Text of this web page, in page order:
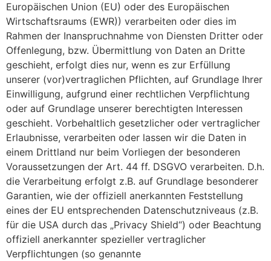
Europäischen Union (EU) oder des Europäischen
Wirtschaftsraums (EWR)) verarbeiten oder dies im
Rahmen der Inanspruchnahme von Diensten Dritter oder
Offenlegung, bzw. Übermittlung von Daten an Dritte
geschieht, erfolgt dies nur, wenn es zur Erfüllung
unserer (vor)vertraglichen Pflichten, auf Grundlage Ihrer
Einwilligung, aufgrund einer rechtlichen Verpflichtung
oder auf Grundlage unserer berechtigten Interessen
geschieht. Vorbehaltlich gesetzlicher oder vertraglicher
Erlaubnisse, verarbeiten oder lassen wir die Daten in
einem Drittland nur beim Vorliegen der besonderen
Voraussetzungen der Art. 44 ff. DSGVO verarbeiten. D.h.
die Verarbeitung erfolgt z.B. auf Grundlage besonderer
Garantien, wie der offiziell anerkannten Feststellung
eines der EU entsprechenden Datenschutzniveaus (z.B.
für die USA durch das „Privacy Shield“) oder Beachtung
offiziell anerkannter spezieller vertraglicher
Verpflichtungen (so genannte